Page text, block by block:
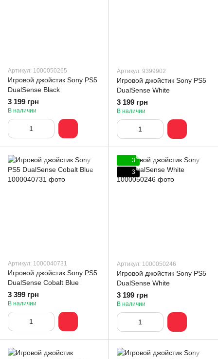
Артикул: 1000050265
Игровой джойстик Sony PS5
DualSense Black
3 199 грн
В наличии
Артикул: 9399902
Игровой джойстик Sony PS5
DualSense White
3 199 грн
В наличии
Артикул: 1000040731
Игровой джойстик Sony PS5
DualSense Cobalt Blue
3 399 грн
В наличии
3
3
Артикул: 1000050246
Игровой джойстик Sony PS5
DualSense White
3 199 грн
В наличии